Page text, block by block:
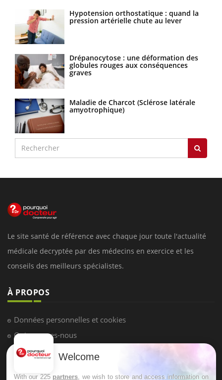
Hypotension orthostatique : quand la
pression artérielle chute au lever
Drépanocytose : une déformation des
globules rouges aux conséquences
graves
Maladie de Charcot (Sclérose latérale
amyotrophique)
Le site santé de référence avec chaque jour toute l'actualité
médicale decryptée par des médecins en exercice et les
conseils des meilleurs spécialistes.
À PROPOS
Données personnelles et cookies
Qui sommes-nous
Conditions d'utilisation
Welcome
With our 225 partners , we wish to store and access information on